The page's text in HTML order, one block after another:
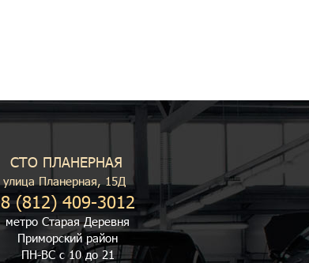
СТО ПЛАНЕРНАЯ
улица Планерная, 15Д
8 (812) 409-3012
метро Старая Деревня
Приморский район
ПН-ВС с 10 до 21